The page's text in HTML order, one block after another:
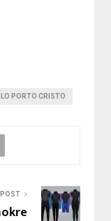
PORTO CRISTO
POST